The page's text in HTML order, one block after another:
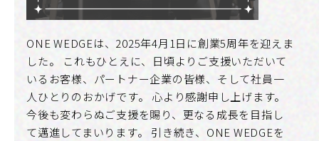
ONE WEDGEは、2025年4月1日に創業5周年を迎えま
した。 これもひとえに、日頃よりご支援いただいて
いるお客様、パートナー企業の皆様、そして社員一
人ひとりのおかげです。 心より感謝申し上げます。
今後も変わらぬご支援を賜り、更なる成長を目指し
て邁進してまいります。 引き続き、ONE WEDGEを